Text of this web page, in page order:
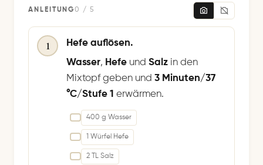
ANLEITUNG0 / 5
1
Hefe auflösen.
Wasser, Hefe und Salz in den
Mixtopf geben und 3 Minuten/37
°C/Stufe 1 erwärmen.
400 g Wasser
1 Würfel Hefe
2 TL Salz